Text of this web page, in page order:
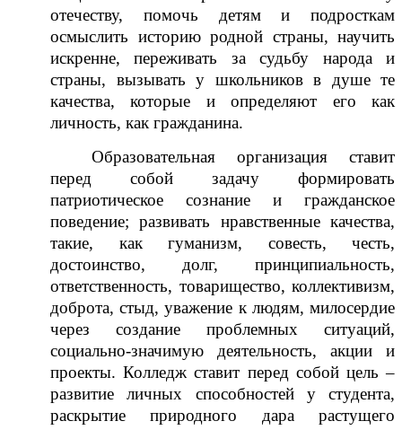
отечеству, помочь детям и подросткам
осмыслить историю родной страны, научить
искренне, переживать за судьбу народа и
страны, вызывать у школьников в душе те
качества, которые и определяют его как
личность, как гражданина.
Образовательная организация ставит
перед собой задачу формировать
патриотическое сознание и гражданское
поведение; развивать нравственные качества,
такие, как гуманизм, совесть, честь,
достоинство, долг, принципиальность,
ответственность, товарищество, коллективизм,
доброта, стыд, уважение к людям, милосердие
через создание проблемных ситуаций,
социально-значимую деятельность, акции и
проекты. Колледж ставит перед собой цель –
развитие личных способностей у студента,
раскрытие природного дара растущего